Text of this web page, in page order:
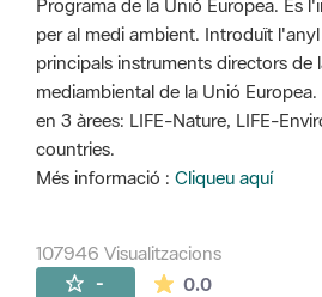
Programa de la Unió Europea. És
per al medi ambient. Introduït
principals instruments directors de
mediambiental de la Unió
en 3 àrees: LIFE-Nature, LIFE-
countries.
Més informació : Cliqueu aquí
107946 Visualitzacions
- 0.0La mitjana